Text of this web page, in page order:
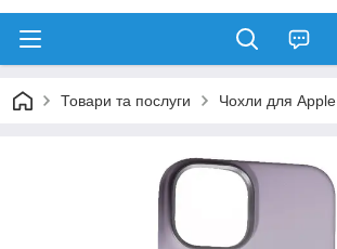
Товари та послуги Чохли для Apple